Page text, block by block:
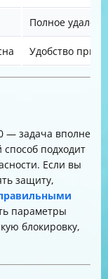
Полное
Удобство при
— задача вполне
подходит
Если вы
защиту,
параметры
блокировку,